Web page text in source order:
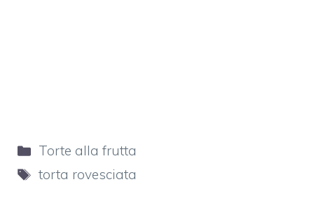
Categorie
Torte alla frutta
Tag
torta rovesciata